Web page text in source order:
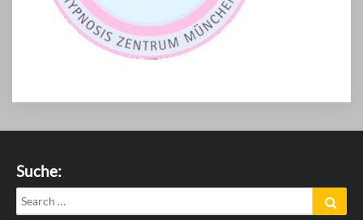
Suche:
Search
for: